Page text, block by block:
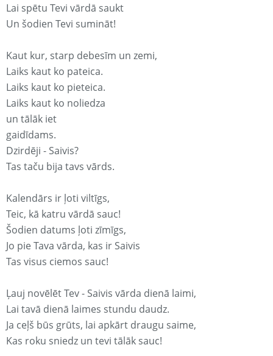
Lai spētu Tevi vārdā saukt
Un šodien Tevi sumināt!
Kaut kur, starp debesīm un zemi,
Laiks kaut ko pateica.
Laiks kaut ko pieteica.
Laiks kaut ko noliedza
un tālāk iet
gaidīdams.
Dzirdēji - Saivis?
Tas taču bija tavs vārds.
Kalendārs ir ļoti viltīgs,
Teic, kā katru vārdā sauc!
Šodien datums ļoti zīmīgs,
Jo pie Tava vārda, kas ir Saivis
Tas visus ciemos sauc!
Ļauj novēlēt Tev - Saivis vārda dienā laimi,
Lai tavā dienā laimes stundu daudz.
Ja ceļš būs grūts, lai apkārt draugu saime,
Kas roku sniedz un tevi tālāk sauc!